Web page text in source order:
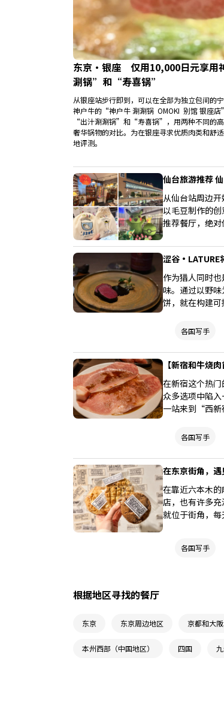
东京・银座 仅用10,000日元享用
涮锅”和“寿喜锅”
从银座站步行即到，可以在全部为独立包间的
神户牛的“神户牛 涮涮锅 OMOKI 别馆 银座
“出汁涮涮锅”和“寿喜锅”，用两种不同的
奢华锅物的对比。为在银座寻求优质肉类和舒
地评测。
仙台旅游推荐
从仙台站周边
以毛豆制作的
推荐餐厅，绝对
涩谷・LATURE
作为猎人同时
味。通过以野
饼，就在构建可
各国写手
【新宿和牛烧
在新宿这个热
众多选项中陷
一站来到“西
的精神。
各国写手
在东京街角，遇
在靠近六本木
店，也有许多
就位于街角，每
各国写手
根据地区寻找的餐厅
东京 东京周边地区 京都和大
本州西部（中国地区） 四国